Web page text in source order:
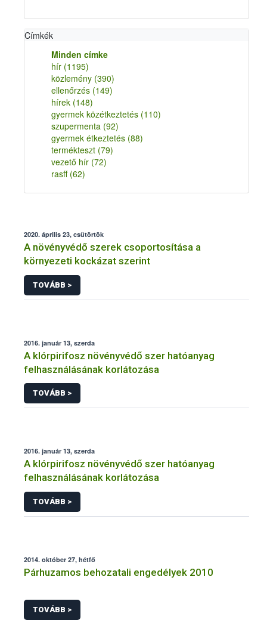
Címkék
Minden címke
hír (1195)
közlemény (390)
ellenőrzés (149)
hírek (148)
gyermek közétkeztetés (110)
szupermenta (92)
gyermek étkeztetés (88)
termékteszt (79)
vezető hír (72)
rasff (62)
2020. április 23, csütörtök
A növényvédő szerek csoportosítása a
környezeti kockázat szerint
TOVÁBB >
2016. január 13, szerda
A klórpirifosz növényvédő szer hatóanyag
felhasználásának korlátozása
TOVÁBB >
2016. január 13, szerda
A klórpirifosz növényvédő szer hatóanyag
felhasználásának korlátozása
TOVÁBB >
2014. október 27, hétfő
Párhuzamos behozatali engedélyek 2010
TOVÁBB >